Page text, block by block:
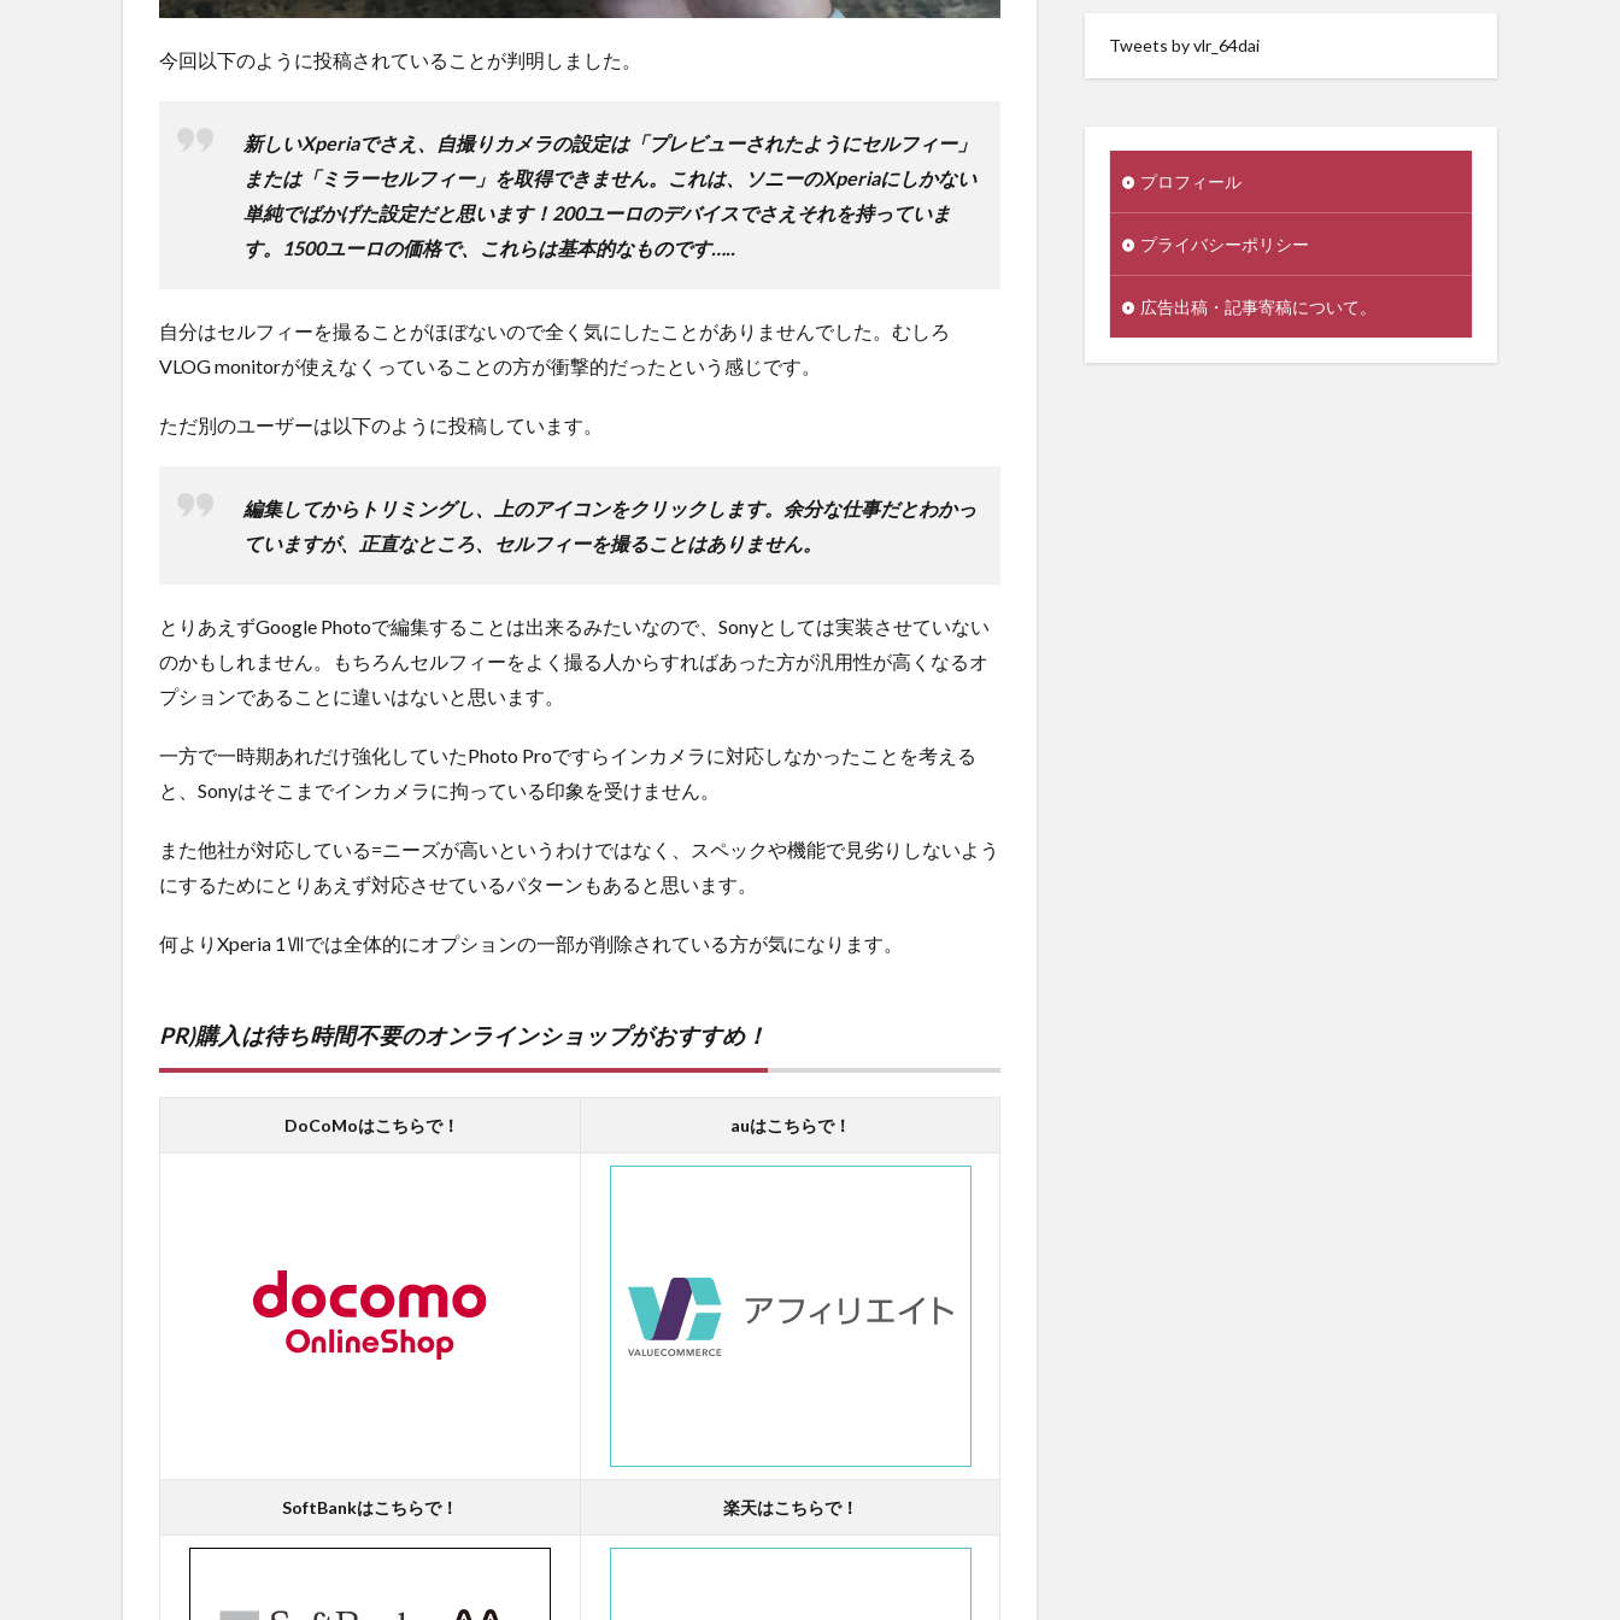
今回以下のように投稿されていることが判明しました。
新しいXperiaでさえ、自撮りカメラの設定は「プレビューされたようにセルフィー」
または「ミラーセルフィー」を取得できません。これは、ソニーのXperiaにしかない
単純でばかげた設定だと思います！200ユーロのデバイスでさえそれを持っていま
す。1500ユーロの価格で、これらは基本的なものです…..
自分はセルフィーを撮ることがほぼないので全く気にしたことがありませんでした。むしろ
VLOG monitorが使えなくっていることの方が衝撃的だったという感じです。
ただ別のユーザーは以下のように投稿しています。
編集してからトリミングし、上のアイコンをクリックします。余分な仕事だとわかっ
ていますが、正直なところ、セルフィーを撮ることはありません。
とりあえずGoogle Photoで編集することは出来るみたいなので、Sonyとしては実装させていない
のかもしれません。もちろんセルフィーをよく撮る人からすればあった方が汎用性が高くなるオ
プションであることに違いはないと思います。
一方で一時期あれだけ強化していたPhoto Proですらインカメラに対応しなかったことを考える
と、Sonyはそこまでインカメラに拘っている印象を受けません。
また他社が対応している=ニーズが高いというわけではなく、スペックや機能で見劣りしないよう
にするためにとりあえず対応させているパターンもあると思います。
何よりXperia 1Ⅶでは全体的にオプションの一部が削除されている方が気になります。
PR)購入は待ち時間不要のオンラインショップがおすすめ！
DoCoMoはこちらで！ auはこちらで！
SoftBankはこちらで！ 楽天はこちらで！
Tweets by vlr_64dai
プロフィール
プライバシーポリシー
広告出稿・記事寄稿について。